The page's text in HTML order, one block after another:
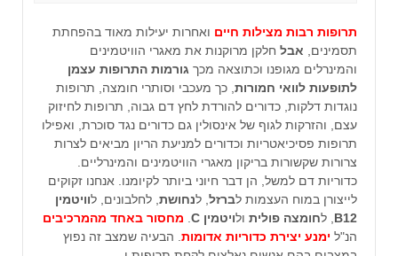
תרופות רבות מצילות חיים ואחרות יעילות מאוד בהפחתת
תסמינים, אבל חלקן מרוקנות את מאגרי הוויטמינים
והמינרלים מגופנו וכתוצאה מכך גורמות התרופות עצמן
לתופעות לוואי חמורות , כך מעכבי וסותרי חומצה, תרופות
נוגדות דלקות, כדורים להורדת לחץ דם גבוה, תרופות לחיזוק
עצם, והזרקות לגוף של אינסולין גם כדורים נגד סוכרת, ואפילו
תרופות פסיכיאטריות וכדורים למניעת הריון מביאים לצרות
צרורות שקשורות בריקון מאגרי הוויטמינים והמינרליים.
כדוריות דם למשל, הן דבר חיוני ביותר לקיומנו. אנחנו זקוקים
לייצורן במוח העצמות לברזל , לנחושת , לחלבונים, לוויטמין
B12 , לחומצה פולית ולויטמין C
מחסור באחד מהמרכיבים
הנ"ל ימנע יצירת כדוריות אדומות . הבעיה שמצב זה נפוץ